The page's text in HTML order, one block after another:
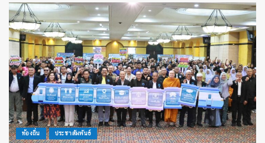
ท้องถิ่น ประชาสัมพันธ์